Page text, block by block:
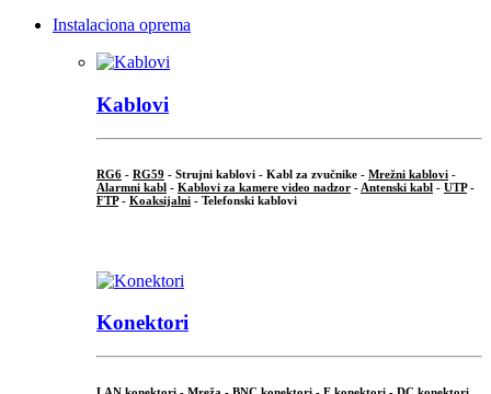
Instalaciona oprema
Kablovi
RG6 - RG59 - Strujni kablovi - Kabl za zvučnike - Mrežni kablovi -
Alarmni kabl - Kablovi za kamere video nadzor - Antenski kabl - UTP-
FTP- Koaksijalni - Telefonski kablovi
Konektori